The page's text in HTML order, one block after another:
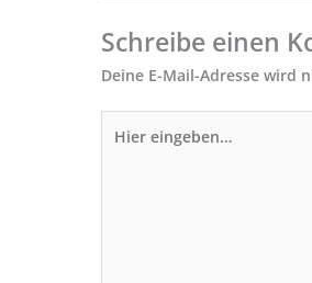
Schreibe einen
Deine E-Mail-Adresse wird
eingeben…